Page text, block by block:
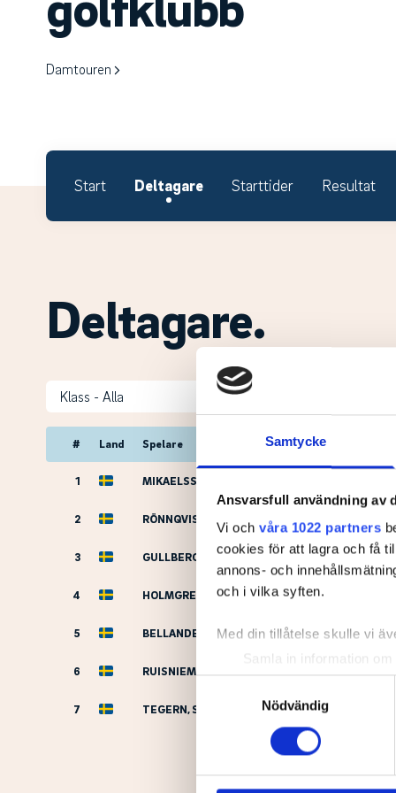
Samtycke
Ansvarsfull användning av
Vi och våra 1022 partners
cookies för att lagra och få
annons- och
och i vilka syften.
Med din tillåtelse skulle vi
Samla in information
Identifiera din enhet
Ta reda på mer om hur
eller dra tillbaka ditt
sociala medier och
Nödvändig
Damtouren
Start Deltagare Starttider Resultat
Deltagare.
Klass
# Land Spelare
1 MIKAELSSON, Karl
2 RÖNNQVIST, Hannes
3 GULLBERG, Axel
4 HOLMGREN, Palle
5 BELLANDER, Alvin
6 RUISNIEMI, Oskar
7 TEGERN, Sam